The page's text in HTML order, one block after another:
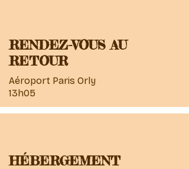
RENDEZ-VOUS AU
RETOUR
Aéroport Paris Orly
13h05
HÉBERGEMENT